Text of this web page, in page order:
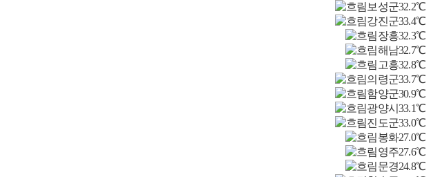
보성군32.2℃
강진군33.4℃
장흥32.3℃
해남32.7℃
고흥32.8℃
의령군33.7℃
함양군30.9℃
광양시 33.1℃
진도군33.0℃
봉화27.0℃
영주27.6℃
문경24.8℃